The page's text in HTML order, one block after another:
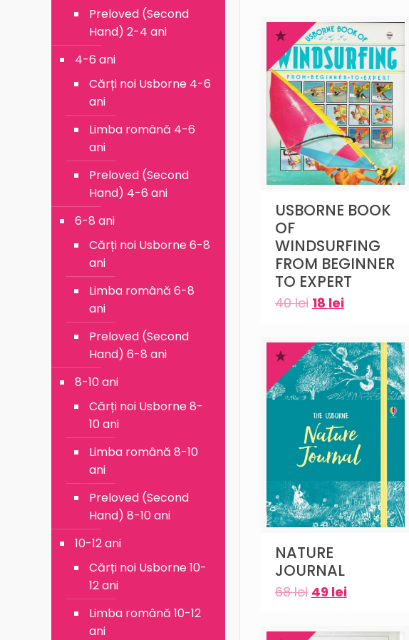
USBORNE BOOK
OF
WINDSURFING
FROM BEGINNER
TO EXPERT
40lei 18 lei
NATURE
JOURNAL
68lei 49 lei
Preloved (Second
Hand) 2-4 ani
4-6 ani
Cărți noi Usborne 4-6
ani
Limba română 4-6
ani
Preloved (Second
Hand) 4-6 ani
6-8 ani
Cărți noi Usborne 6-8
ani
Limba română 6-8
ani
Preloved (Second
Hand) 6-8 ani
8-10 ani
Cărți noi Usborne 8-
10 ani
Limba română 8-10
ani
Preloved (Second
Hand) 8-10 ani
10-12 ani
Cărți noi Usborne 10-
12 ani
Limba română 10-12
ani